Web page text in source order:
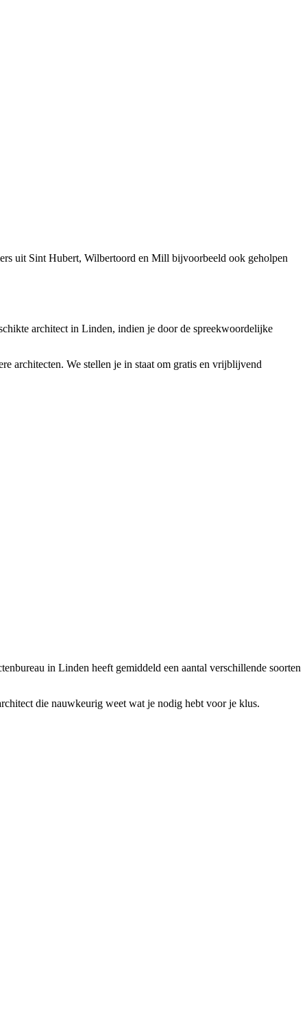
uit Sint Hubert, Wilbertoord en Mill bijvoorbeeld ook geholpen
architect in Linden, indien je door de spreekwoordelijke
architecten. We stellen je in staat om gratis en vrijblijvend
in Linden heeft gemiddeld een aantal verschillende soorten
die nauwkeurig weet wat je nodig hebt voor je klus.